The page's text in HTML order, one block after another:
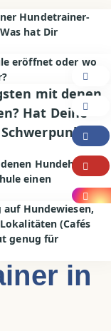
Hundetrainer-
hat Dir
eröffnet oder wo
mit denen
Hat Deine
Hundehalter
einen
Hundewiesen,
(Cafés
genug für
in